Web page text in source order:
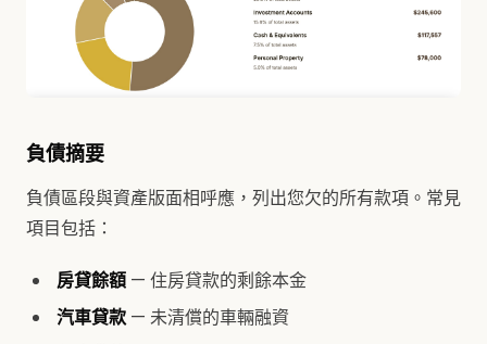
負債摘要
負債區段與資產版面相呼應，列出您欠的所有款項。常見
項目包括：
房貸餘額 — 住房貸款的剩餘本金
汽車貸款— 未清償的車輛融資